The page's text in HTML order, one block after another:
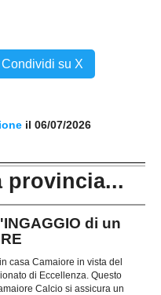
Condividi su X
il 06/07/2026
di un
casa Camaiore in vista del
di Eccellenza. Questo
Calcio si assicura un